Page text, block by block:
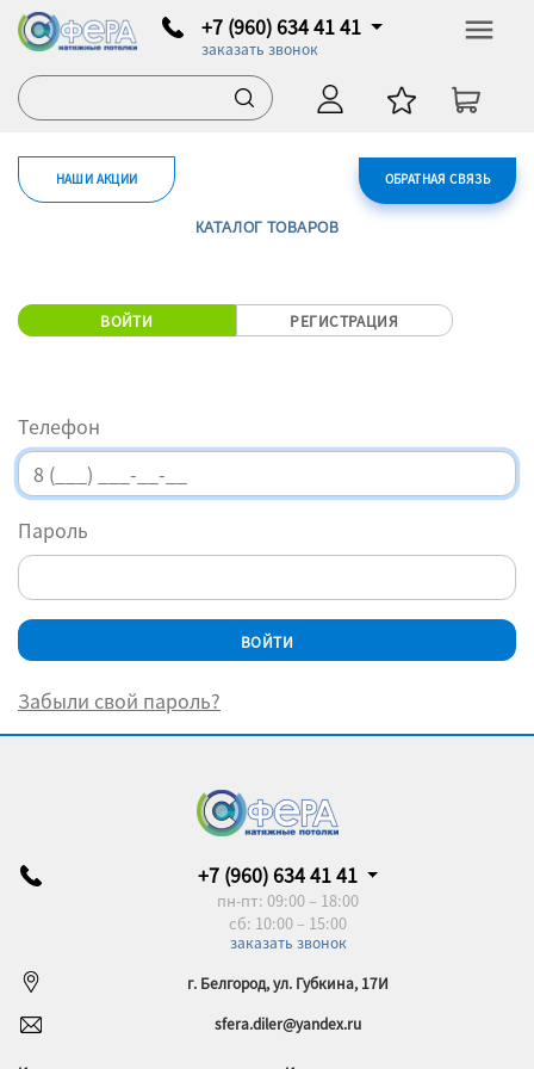
+7 (960) 634 41 41
заказать звонок
ОБРАТНАЯ СВЯЗЬ
НАШИ АКЦИИ
КАТАЛОГ ТОВАРОВ
ВОЙТИ РЕГИСТРАЦИЯ
Телефон
Пароль
Забыли свой пароль?
+7 (960) 634 41 41
пн-пт: 09:00 – 18:00
сб: 10:00 – 15:00
заказать звонок
г. Белгород, ул. Губкина, 17И
sfera.diler@yandex.ru